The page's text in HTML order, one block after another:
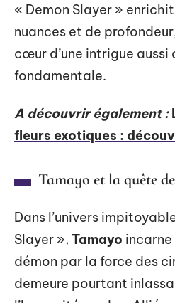
« Demon Slayer »
nuances et de
cœur d’une intrigue
fondamentale.
A découvrir également :
fleurs exotiques :
Tamayo et la quête
Dans l’univers
Slayer », Tamayo incarne
démon par la force des
demeure pourtant